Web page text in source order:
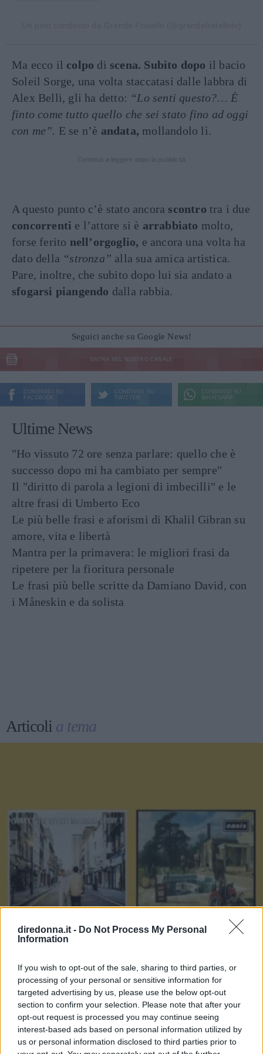
diredonna.it - Do Not Process My Personal
Information
If you wish to opt-out of the sale, sharing to third parties, or
processing of your personal or sensitive information for
targeted advertising by us, please use the below opt-out
section to confirm your selection. Please note that after your
opt-out request is processed you may continue seeing
interest-based ads based on personal information utilized by
us or personal information disclosed to third parties prior to
Ma ecco il colpo di scena. Subito dopo il bacio
Soleil Sorge, una volta staccatasi dalle labbra di
Alex Belli, gli ha detto: “Lo senti questo?… È
finto come tutto quello che sei stato fino ad oggi
con me”. E se n’è andata, mollandolo lì.
A questo punto c’è stato ancora scontro tra i due
concorrenti e l’attore si è arrabbiato molto,
forse ferito nell’orgoglio, e ancora una volta ha
dato della “stronza” alla sua amica artistica.
Pare, inoltre, che subito dopo lui sia andato a
sfogarsi piangendo dalla rabbia.
Seguici anche su Google News!
ENTRA NEL NOSTRO CANALE
CONDIVIDI SU
FACEBOOK
CONDIVIDI SU
TWITTER
CONDIVIDI SU
WHATSAPP
Ultime News
"Ho vissuto 72 ore senza parlare: quello che è
successo dopo mi ha cambiato per sempre"
Il "diritto di parola a legioni di imbecilli" e le
altre frasi di Umberto Eco
Le più belle frasi e aforismi di Khalil Gibran su
amore, vita e libertà
Mantra per la primavera: le migliori frasi da
ripetere per la fioritura personale
Le frasi più belle scritte da Damiano David, con
i Måneskin e da solista
Articoli a tema
Le 10 più belle frasi dei The